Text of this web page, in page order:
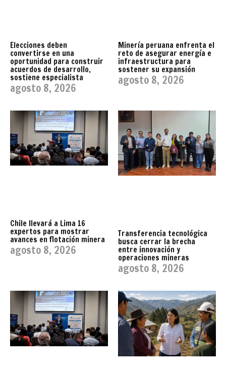
Elecciones deben
convertirse en una
oportunidad para construir
acuerdos de desarrollo,
sostiene especialista
agosto 8, 2026
Minería peruana enfrenta el
reto de asegurar energía e
infraestructura para
sostener su expansión
agosto 8, 2026
Chile llevará a Lima 16
expertos para mostrar
avances en flotación minera
agosto 8, 2026
Transferencia tecnológica
busca cerrar la brecha
entre innovación y
operaciones mineras
agosto 8, 2026